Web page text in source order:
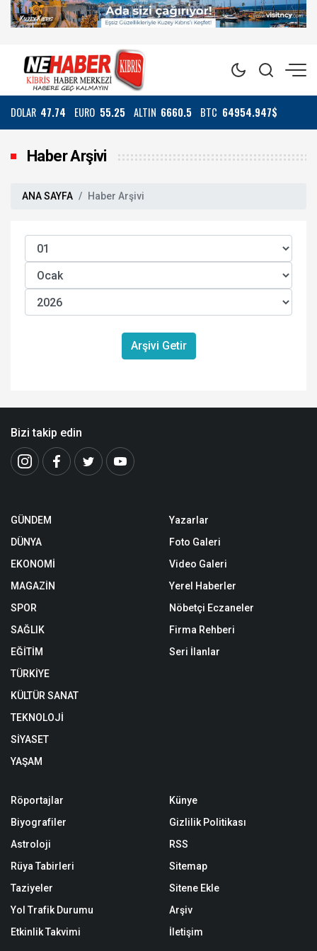
DOLAR 47.74 EURO 55.25 ALTIN 6660.5 BTC 64954.947$
Haber Arşivi
ANA SAYFA Haber Arşivi
Arşivi Getir
Bizi takip edin
GÜNDEM
DÜNYA
EKONOMİ
MAGAZİN
SPOR
SAĞLIK
EĞİTİM
TÜRKİYE
KÜLTÜR SANAT
TEKNOLOJİ
SİYASET
YAŞAM
Yazarlar
Foto Galeri
Video Galeri
Yerel Haberler
Nöbetçi Eczaneler
Firma Rehberi
Seri İlanlar
Röportajlar
Biyografiler
Astroloji
Rüya Tabirleri
Taziyeler
Yol Trafik Durumu
Etkinlik Takvimi
Künye
Gizlilik Politikası
RSS
Sitemap
Sitene Ekle
Arşiv
İletişim